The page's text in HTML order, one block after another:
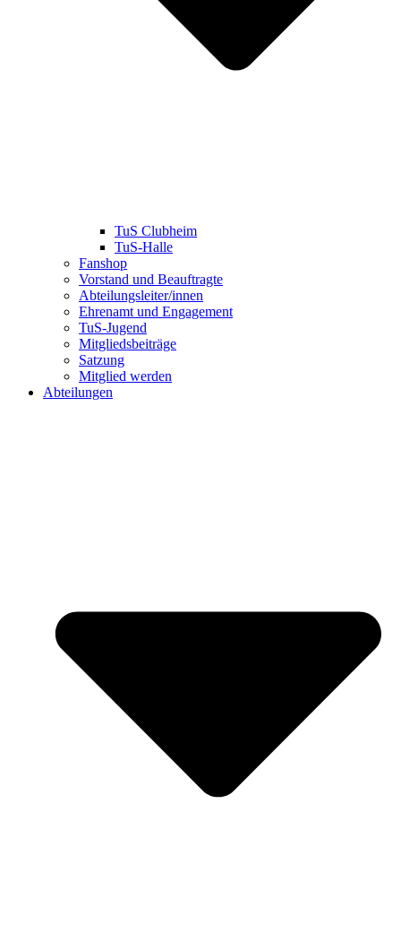
TuS Clubheim
TuS-Halle
Fanshop
Vorstand und Beauftragte
Abteilungsleiter/innen
Ehrenamt und Engagement
TuS-Jugend
Mitgliedsbeiträge
Satzung
Mitglied werden
Abteilungen